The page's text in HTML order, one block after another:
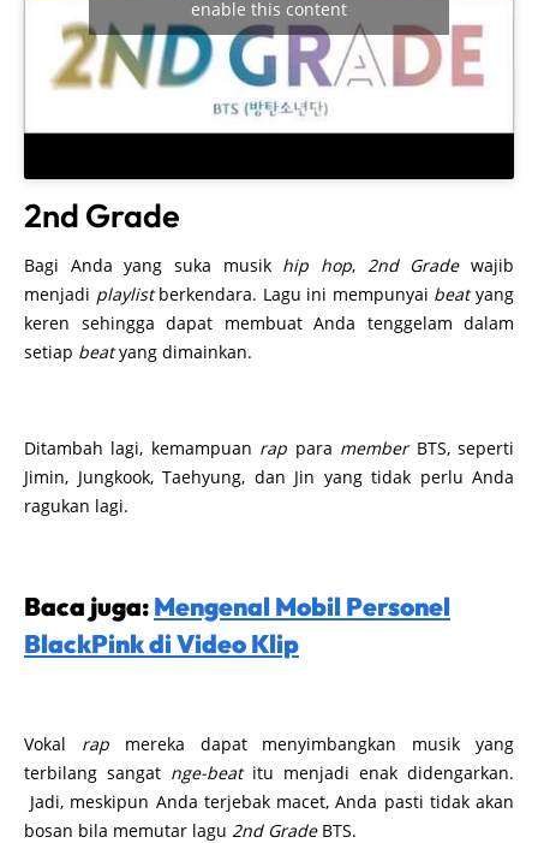
enable this content
2nd Grade
Bagi Anda yang suka musik hip hop, 2nd Gradewajib
menjadi playlistberkendara. Lagu ini mempunyai beatyang
keren sehingga dapat membuat Anda tenggelam dalam
setiap beatyang dimainkan.
Ditambah lagi, kemampuan rap para memberBTS, seperti
Jimin, Jungkook, Taehyung, dan Jin yang tidak perlu Anda
ragukan lagi.
Baca juga:Mengenal Mobil Personel
BlackPink di Video Klip
Vokal rapmereka dapat menyimbangkan musik yang
terbilang sangat nge-beatitu menjadi enak didengarkan.
Jadi, meskipun Anda terjebak macet, Anda pasti tidak akan
bosan bila memutar lagu 2nd GradeBTS.